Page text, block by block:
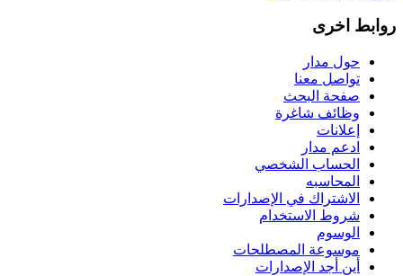
روابط اخرى
حول مدار
تواصل معنا
صفحة البحث
وظائف شاغرة
إعلانات
ادعم مدار
الحساب الشخصي
المحاسبه
الاشتراك في الإصدارات
شروط الاستخدام
الوسوم
موسوعة المصطلحات
أين أجد الإصدارات